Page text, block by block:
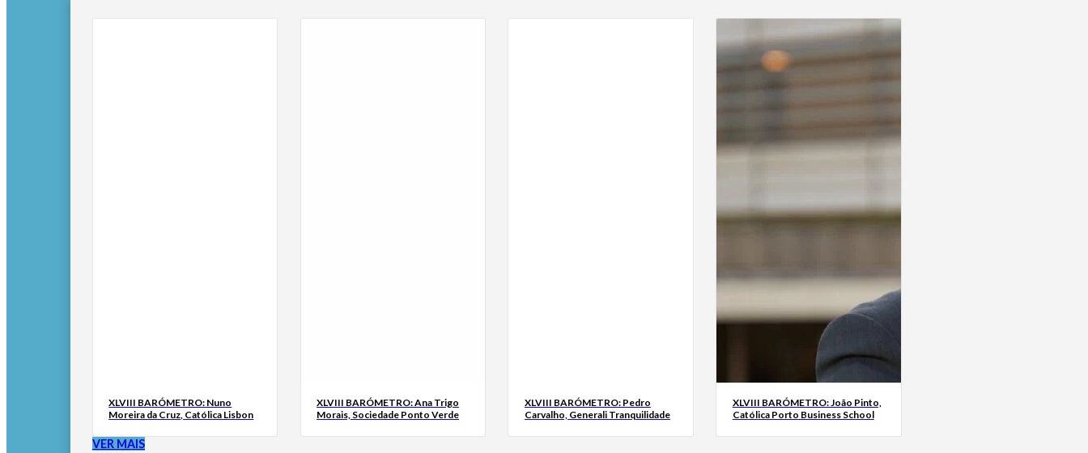
XLVIII BARÓMETRO: Nuno
Moreira da Cruz, Católica Lisbon
XLVIII BARÓMETRO: Ana Trigo
Morais, Sociedade Ponto Verde
XLVIII BARÓMETRO: Pedro
Carvalho, Generali Tranquilidade
XLVIII BARÓMETRO: João Pinto,
Católica Porto Business School
VER MAIS